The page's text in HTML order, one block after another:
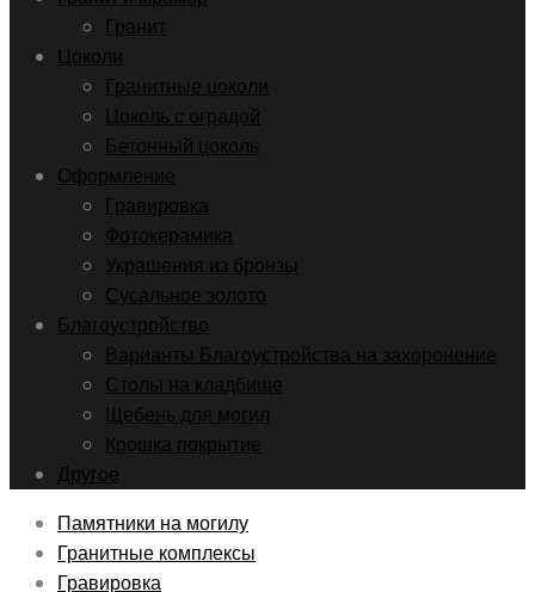
Гранит
Цоколи
Гранитные цоколи
Цоколь с оградой
Бетонный цоколь
Оформление
Гравировка
Фотокерамика
Украшения из бронзы
Сусальное золото
Благоустройство
Варианты Благоустройства на захоронение
Столы на кладбище
Щебень для могил
Крошка покрытие
Другое
Памятники на могилу
Гранитные комплексы
Гравировка